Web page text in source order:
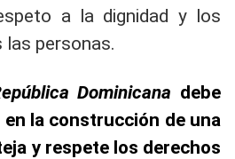
a la dignidad y los
las personas.
Dominicana debe
la construcción de una
y respete los derechos